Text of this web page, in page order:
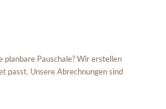
planbare Pauschale? Wir erstellen
passt. Unsere Abrechnungen sind